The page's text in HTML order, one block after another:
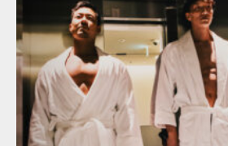
Update:2023.02.11
Category: タオルとマッチョ オレンジ
AKIHITO(細マッチョ)
大胸筋
ダウンロード